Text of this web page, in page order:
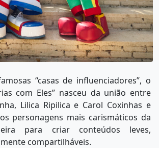
“casas de influenciadores”, o
com Eles” nasceu da união entre
Lilica Ripilica e Carol Coxinhas e
personagens mais carismáticos da
para criar conteúdos leves,
compartilháveis.